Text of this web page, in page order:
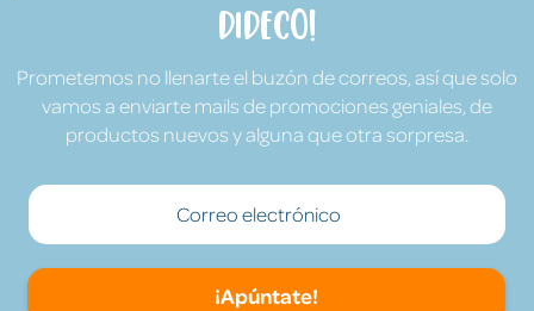
Dideco!
Prometemos no llenarte el buzón de correos, así que solo
vamos a enviarte mails de promociones geniales, de
productos nuevos y alguna que otra sorpresa.
¡Apúntate!